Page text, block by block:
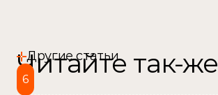
Читайте так-же
Другие статьи
6